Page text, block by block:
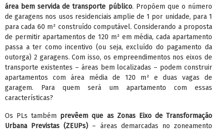
área bem servida de transporte público. Propõem que o número
de garagens nos usos residenciais amplie de 1 por unidade, para 1
para cada 60 m² construído computável. Considerando a proposta
de permitir apartamentos de 120 m² em média, cada apartamento
passa a ter como incentivo (ou seja, excluído do pagamento da
outorga) 2 garagens. Com isso, os empreendimentos nos eixos de
transporte existentes – áreas bem localizadas – podem construir
apartamentos com área média de 120 m² e duas vagas de
garagem. Para quem será um apartamento com essas
características?
Os PLs também prevêem que as Zonas Eixo de Transformação
Urbana Previstas (ZEUPs) – áreas demarcadas no zoneamento